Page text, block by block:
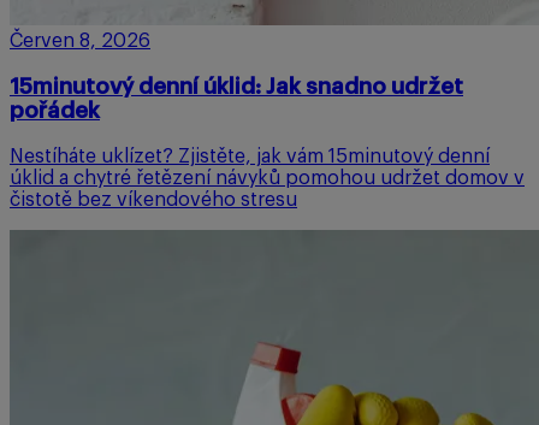
Červen 8, 2026
15minutový denní úklid: Jak snadno udržet
pořádek
Nestíháte uklízet? Zjistěte, jak vám 15minutový denní
úklid a chytré řetězení návyků pomohou udržet domov v
čistotě bez víkendového stresu